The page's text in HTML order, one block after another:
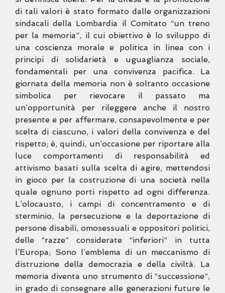
di tali valori è stato formato dalle organizzazioni
sindacali della Lombardia il Comitato “un treno
per la memoria”, il cui obiettivo è lo sviluppo di
una coscienza morale e politica in linea con i
principi di solidarietà e uguaglianza sociale,
fondamentali per una convivenza pacifica. La
giornata della memoria non è soltanto occasione
simbolica per rievocare il passato ma
un’opportunità per rileggere anche il nostro
presente e per affermare, consapevolmente e per
scelta di ciascuno, i valori della convivenza e del
rispetto; è, quindi, un’occasione per riportare alla
luce comportamenti di responsabilità ed
attivismo basati sulla scelta di agire, mettendosi
in gioco per la costruzione di una società nella
quale ognuno porti rispetto ad ogni differenza.
L’olocausto, i campi di concentramento e di
sterminio, la persecuzione e la deportazione di
persone disabili, omosessuali e oppositori politici,
delle “razze” considerate “inferiori” in tutta
l’Europa; Sono l’emblema di un meccanismo di
distruzione della democrazia e della civiltà. La
memoria diventa uno strumento di “successione”,
in grado di consegnare alle generazioni future le